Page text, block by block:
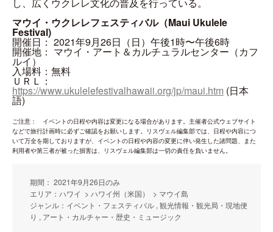
マウイ・ウクレレフェスティバル（Maui Ukulele
Festival)
開催日： 2021年9月26日（日）午後1時〜午後6時
開催地： マウイ・アート＆カルチュラルセンター（カフ
ルイ）
入場料：無料
ＵＲＬ：
https://www.ukulelefestivalhawaii.org/jp/maui.htm (日本
語)
ご注意： イベントの日程や内容は変更になる場合があります。主催者公式ウェブサイト
などで旅行計画時に必ずご確認をお願いします。リスヴェル編集部では、日程や内容につ
いて万全を期しておりますが、イベントの日程や内容の変更に伴い発生した諸問題、また
利用者や第三者が被った損害は、リスヴェル編集部は一切の責任を負いません。
期間： 2021年9月26日のみ
エリア：ハワイ > ハワイ州（米国） > マウイ島
ジャンル：イベント・フェスティバル , 観光情報・観光局・現地便
り , アート・カルチャー・歴史・ミュージック